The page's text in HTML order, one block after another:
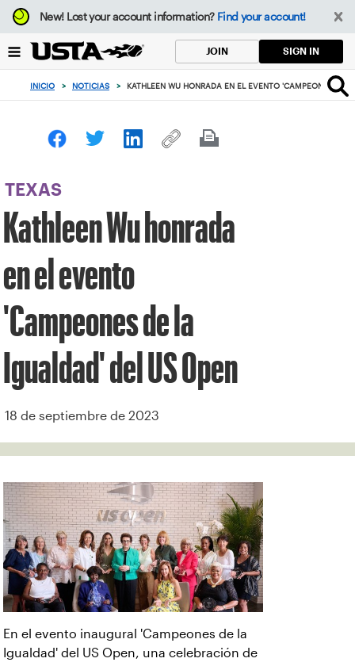
Enfoque
desde
botón
volver
principio
New!Lost your account information? Find your account!
JOIN SIGN IN
INICIO > NOTICIAS > KATHLEEN WU HONRADA EN EL EVENTO 'CAMPEONES DE
TEXAS
Kathleen Wu honrada
en el evento
'Campeones de la
Igualdad' del US Open
18 de septiembre de 2023
En el evento inaugural 'Campeones de la
Igualdad' del US Open, una celebración de